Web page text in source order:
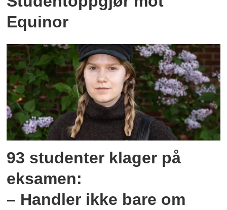
Equinor
93 studenter klager på
eksamen:
– Handler ikke bare om